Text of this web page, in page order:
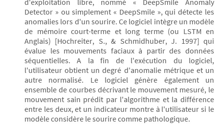
d'exploitation libre, nommé « DeepSmile Anomaly
Detector » ou simplement « DeepSmile », qui détecte les
anomalies lors d'un sourire. Ce logiciel intègre un modèle
de mémoire court-terme et long terme (ou LSTM en
Anglais) [Hochreiter, S., & Schmidhuber, J. 1997] qui
évalue les mouvements faciaux à partir des données
séquentielles. A la fin de l'exécution du logiciel,
l'utilisateur obtient un degré d'anomalie métrique et un
autre normalisé. Le logiciel génère également un
ensemble de courbes décrivant le mouvement mesuré, le
mouvement sain prédit par l'algorithme et la différence
entre les deux, et un indicateur montre à l'utilisateur si le
modèle considère le sourire comme pathologique.